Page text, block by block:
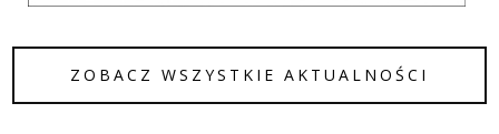
ZOBACZ WSZYSTKIE AKTUALNOŚCI